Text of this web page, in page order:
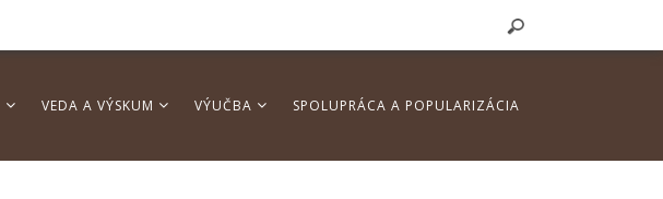
VEDA A VÝSKUM VÝUČBA SPOLUPRÁCA A POPULARIZÁCIA